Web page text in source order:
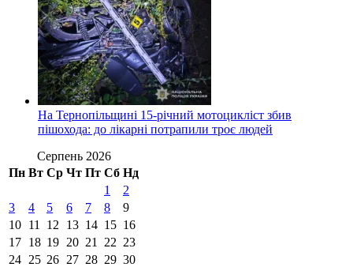
На Тернопільщині 15-річний мотоцикліст збив
пішохода: до лікарні потрапили троє людей
Серпень 2026
Пн Вт Ср Чт Пт Сб Нд
1
2
3
4 5 6 7 8
9
10 11 12 13 14 15 16
17 18 19 20 21 22 23
24 25 26 27 28 29 30